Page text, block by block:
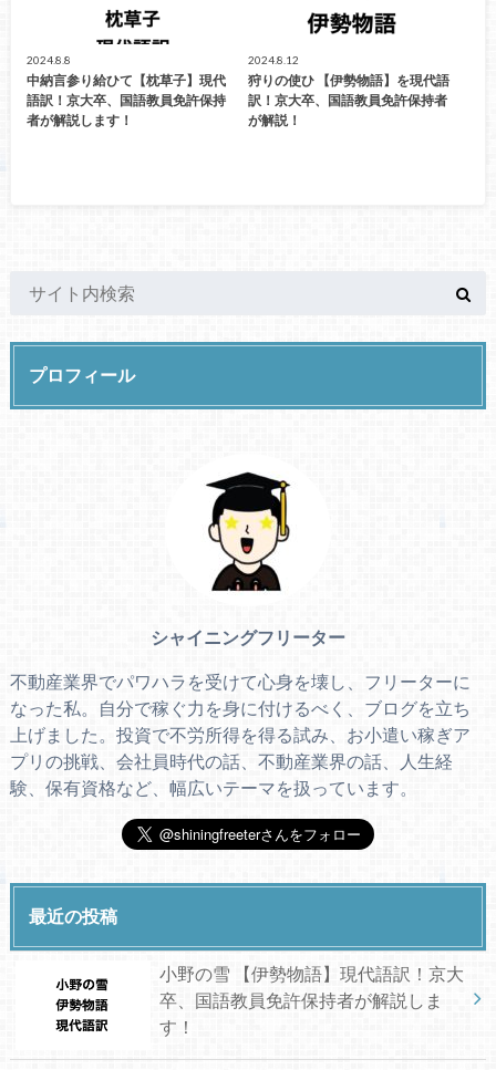
2024.8.8
中納言参り給ひて【枕草子】現代
語訳！京大卒、国語教員免許保持
者が解説します！
2024.8.12
狩りの使ひ 【伊勢物語】を現代語
訳！京大卒、国語教員免許保持者
が解説！
プロフィール
シャイニングフリーター
不動産業界でパワハラを受けて心身を壊し、フリーターに
なった私。自分で稼ぐ力を身に付けるべく、ブログを立ち
上げました。投資で不労所得を得る試み、お小遣い稼ぎア
プリの挑戦、会社員時代の話、不動産業界の話、人生経
験、保有資格など、幅広いテーマを扱っています。
最近の投稿
小野の雪 【伊勢物語】現代語訳！京大
卒、国語教員免許保持者が解説しま
す！